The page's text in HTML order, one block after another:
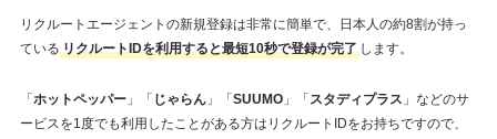
リクルートエージェントの新規登録は非常に簡単で、日本人の約8割が持っ
ている リクルートIDを利用すると最短10秒で登録が完了 します。
「 ホットペッパー」「 じゃらん」「 SUUMO」「 スタディプラス 」などのサ
ービスを1度でも利用したことがある方はリクルートIDをお持ちですので、